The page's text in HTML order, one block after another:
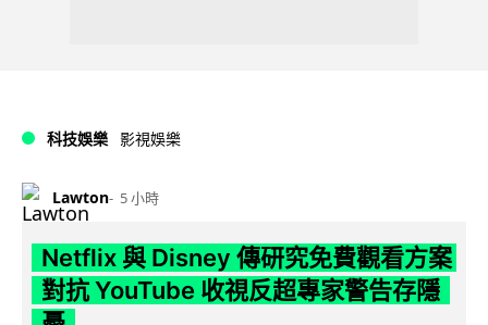
科技娛樂 影視娛樂
Lawton 5 小時
Netflix 與 Disney 傳研究免費觀看方案
對抗 YouTube 收視反超專家警告存隱